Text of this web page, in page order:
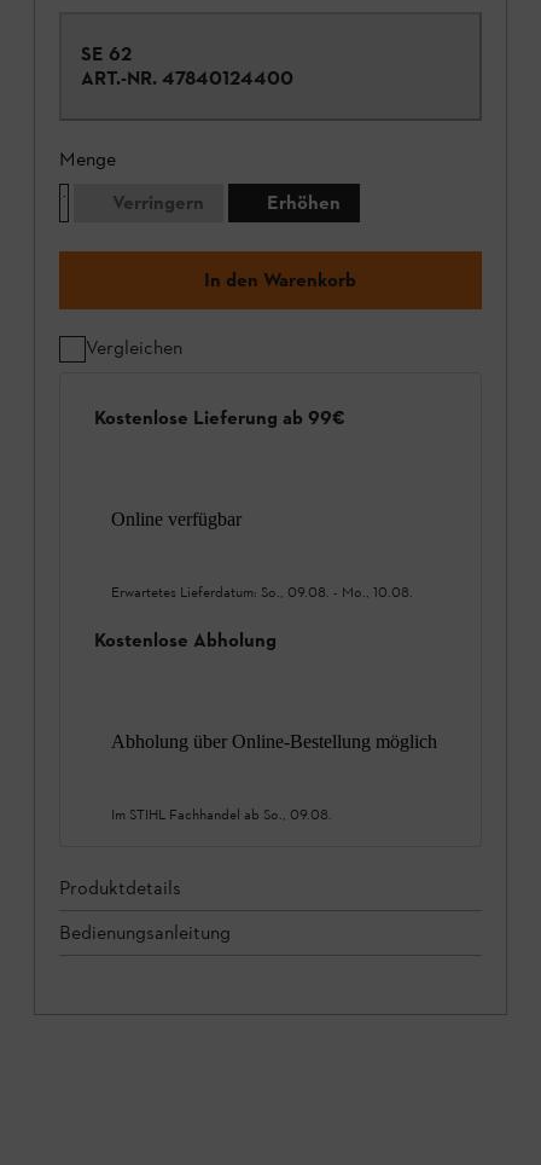
SE 62
ART.-NR. 47840124400
Menge
Verringern
Erhöhen
In den Warenkorb
Vergleichen
Kostenlose Lieferung ab 99€
Online verfügbar
Erwartetes Lieferdatum: So., 09.08. - Mo., 10.08.
Kostenlose Abholung
Abholung über Online-Bestellung möglich
Im STIHL Fachhandel ab So., 09.08.
Produktdetails
Bedienungsanleitung